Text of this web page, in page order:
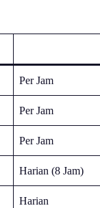
Per Jam
Per Jam
Per Jam
Harian (8 Jam)
Harian